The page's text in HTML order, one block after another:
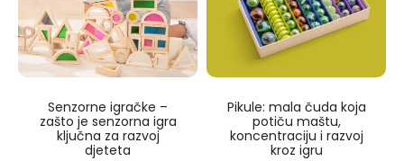
Senzorne igračke –
zašto je senzorna igra
ključna za razvoj
djeteta
Pikule: mala čuda koja
potiču maštu,
koncentraciju i razvoj
kroz igru